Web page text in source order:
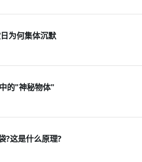
为何集体沉默
的"神秘物体"
?这是什么原理?